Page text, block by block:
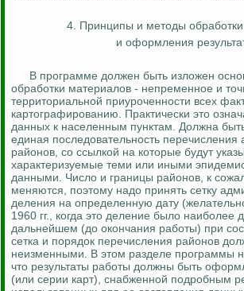
4. Принципы и методы
и оформления
В программе должен быть изложен
обработки материалов - непременное и
территориальной приуроченности всех
картографированию. Практически это
данных к населенным пунктам. Должна
единая последовательность перечисления
районов, со ссылкой на которые будут
характеризуемые теми или иными
данными. Число и границы районов, к
меняются, поэтому надо принять сетку
деления на определенную дату
1960 гг., когда это деление было наиболее
дальнейшем (до окончания работы) при
сетка и порядок перечисления районов
неизменными. В этом разделе программы
что результаты работы должны быть
(или серии карт), снабженной подробным